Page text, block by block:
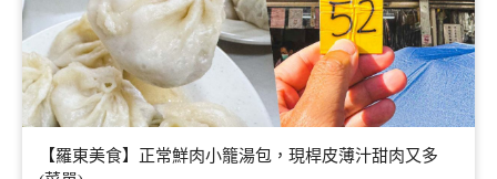
【羅東美食】正常鮮肉小籠湯包，現桿皮薄汁甜肉又多